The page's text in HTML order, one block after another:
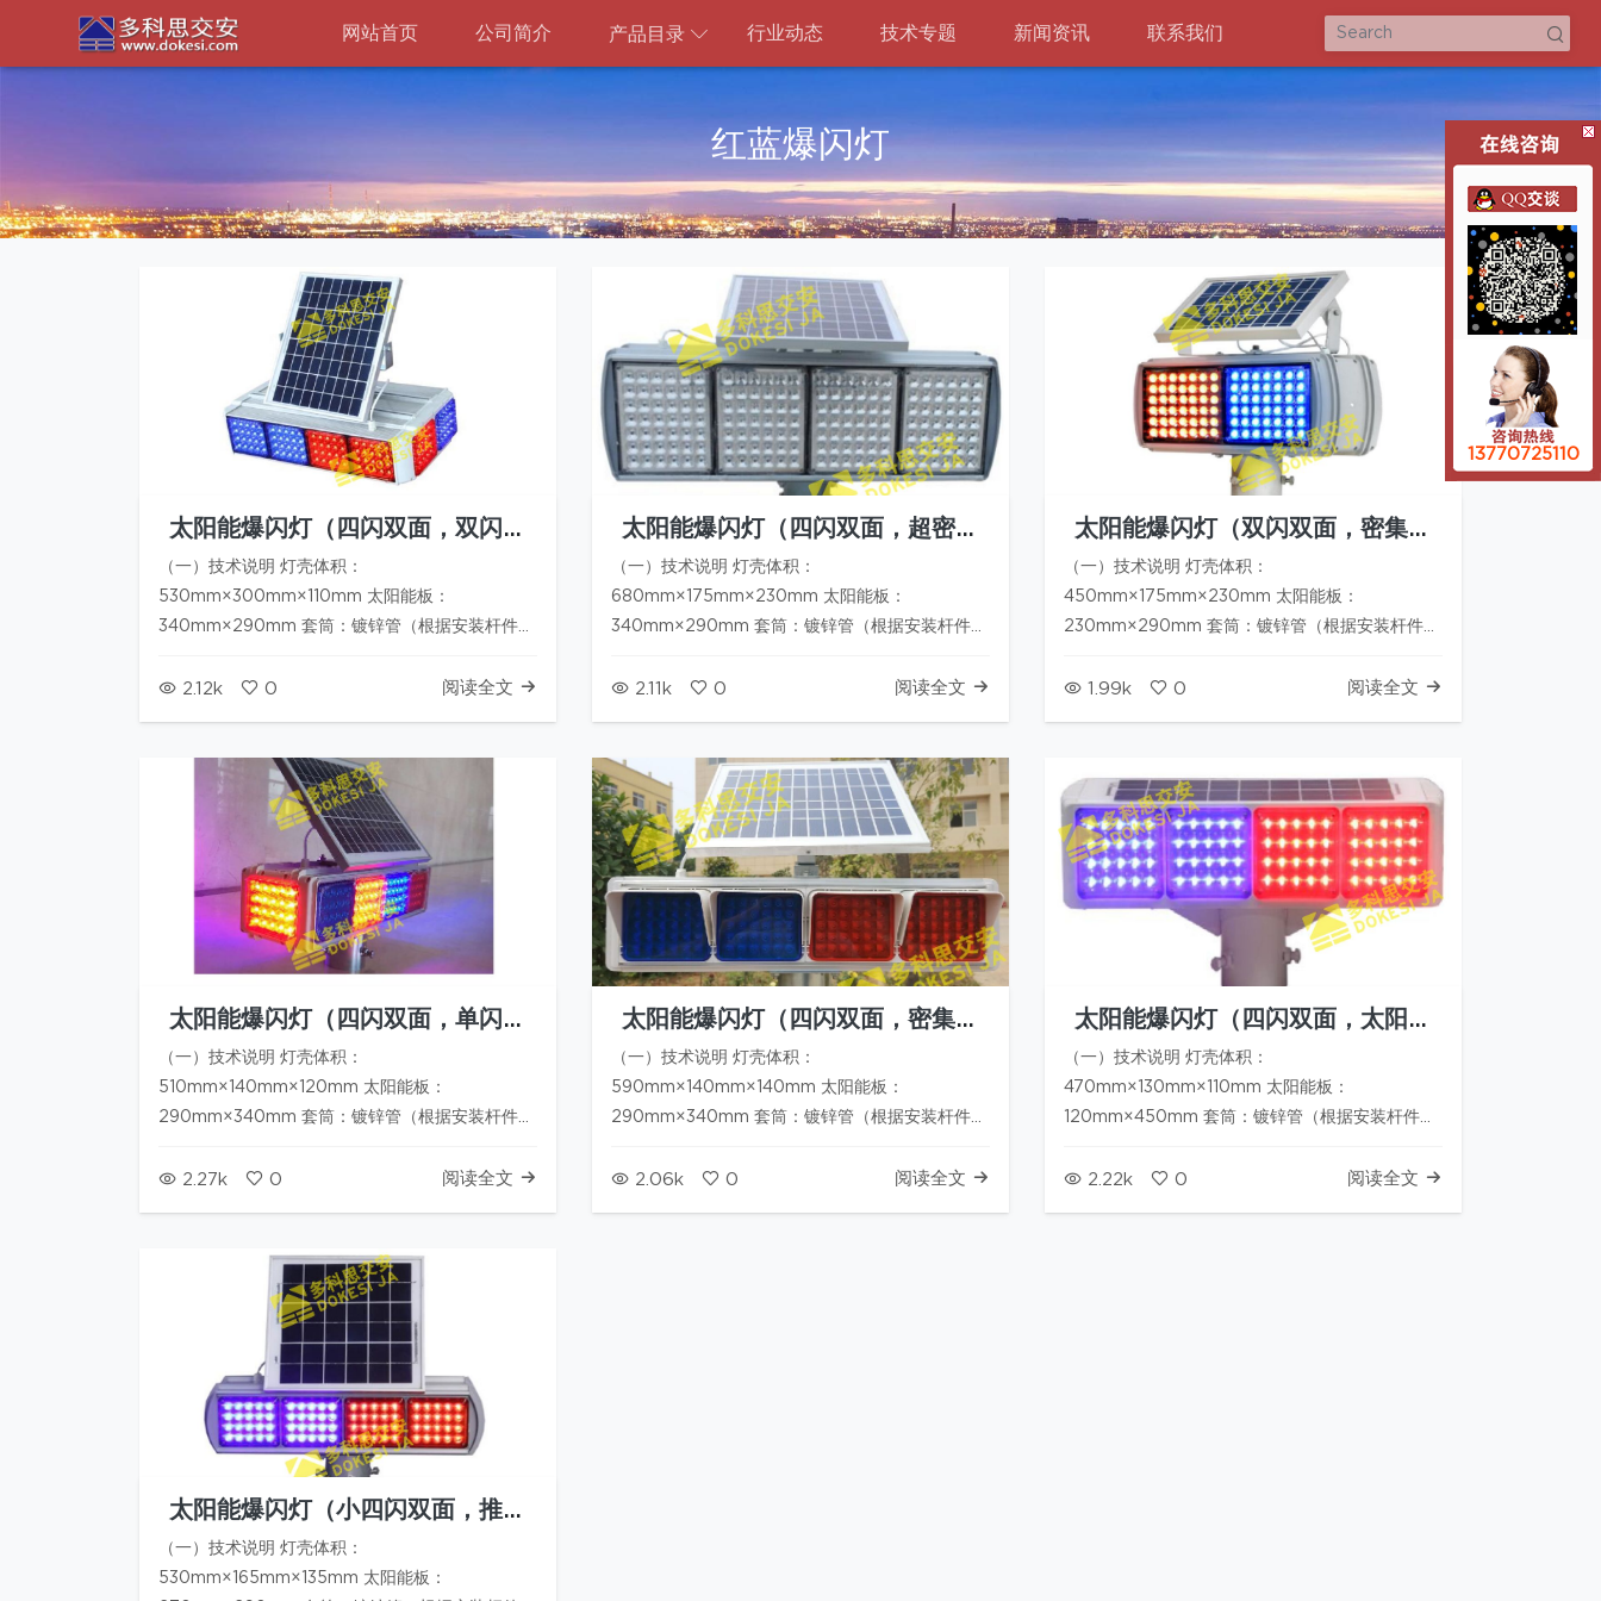
网站首页 公司简介 产品目录 行业动态 技术专题 新闻资讯 联系我们
红蓝爆闪灯
太阳能爆闪灯（四闪双面，双闪侧
面）
（一）技术说明 灯壳体积：
530mm×300mm×110mm 太阳能板：
340mm×290mm 套筒：镀锌管（根据安装杆件尺
维护） 太阳能板:10W 警示距离:＞2000米(夜间)
2.12k 0 阅读全文
太阳能爆闪灯（四闪双面，超密集
型灯珠）
（一）技术说明 灯壳体积：
680mm×175mm×230mm 太阳能板：
340mm×290mm 套筒：镀锌管（根据安装杆件尺
维护） 太阳能板:10W 警示距离:＞2000米(夜间)
2.11k 0 阅读全文
太阳能爆闪灯（双闪双面，密集型
灯珠）
（一）技术说明 灯壳体积：
450mm×175mm×230mm 太阳能板：
230mm×290mm 套筒：镀锌管（根据安装杆件尺
护） 太阳能板:8W 警示距离:＞2000米(夜间) 发光
1.99k 0 阅读全文
太阳能爆闪灯（四闪双面，单闪侧
面）
（一）技术说明 灯壳体积：
510mm×140mm×120mm 太阳能板：
290mm×340mm 套筒：镀锌管（根据安装杆件尺
维护） 太阳能板:10W 警示距离:＞2000米(夜间)
2.27k 0 阅读全文
太阳能爆闪灯（四闪双面，密集型
灯珠）
（一）技术说明 灯壳体积：
590mm×140mm×140mm 太阳能板：
290mm×340mm 套筒：镀锌管（根据安装杆件尺
维护） 太阳能板:10W 警示距离:＞2000米(夜间)
2.06k 0 阅读全文
太阳能爆闪灯（四闪双面，太阳能
板嵌入式）
（一）技术说明 灯壳体积：
470mm×130mm×110mm 太阳能板：
120mm×450mm 套筒：镀锌管（根据安装杆件尺
护) 太阳能板:5W 警示距离:＞2000米(夜间) 发光
2.22k 0 阅读全文
太阳能爆闪灯（小四闪双面，推荐
款）
（一）技术说明 灯壳体积：
530mm×165mm×135mm 太阳能板：
13770725110